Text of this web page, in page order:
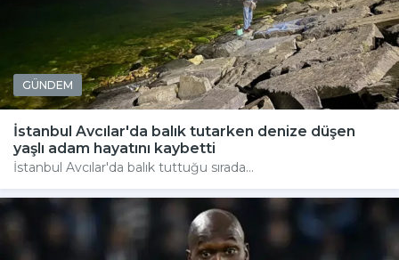
GÜNDEM
İstanbul Avcılar'da balık tutarken denize düşen
yaşlı adam hayatını kaybetti
İstanbul Avcılar'da balık tuttuğu sırada...